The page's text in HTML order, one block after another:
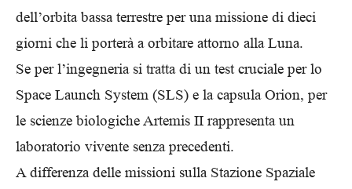
dell’orbita bassa terrestre per una missione di dieci
giorni che li porterà a orbitare attorno alla Luna.
Se per l’ingegneria si tratta di un test cruciale per lo
Space Launch System (SLS) e la capsula Orion, per
le scienze biologiche Artemis II rappresenta un
laboratorio vivente senza precedenti.
A differenza delle missioni sulla Stazione Spaziale